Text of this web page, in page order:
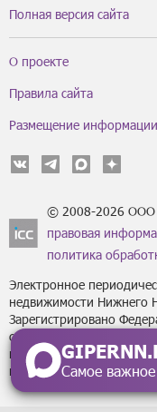
Самое
Полная версия сайта
О проекте
Правила сайта
Размещение
© 2008-2026
правовая
политика
Электронное
недвижимости Нижнего
Зарегистрировано
связи, информационных
и массовых
номером Эл № ФС77-